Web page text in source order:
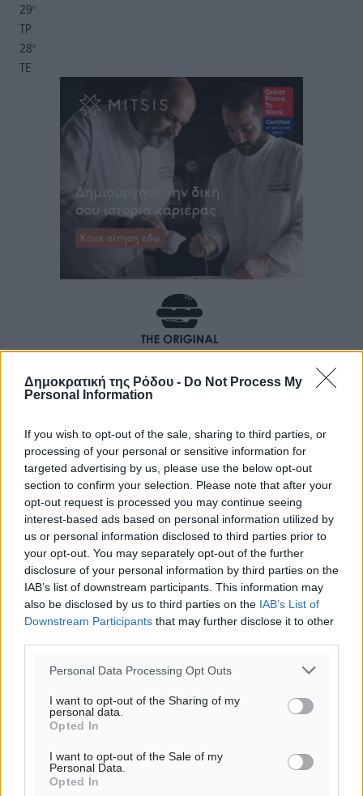
Δημοκρατική της Ρόδου - Do Not Process My
Personal Information
If you wish to opt-out of the sale, sharing to third parties, or
processing of your personal or sensitive information for
targeted advertising by us, please use the below opt-out
section to confirm your selection. Please note that after your
opt-out request is processed you may continue seeing
interest-based ads based on personal information utilized by
us or personal information disclosed to third parties prior to
your opt-out. You may separately opt-out of the further
disclosure of your personal information by third parties on the
IAB’s list of downstream participants. This information may
also be disclosed by us to third parties on the IAB’s List of
Downstream Participants that may further disclose it to other
Personal Data Processing Opt Outs
I want to opt-out of the Sharing of my
personal data.
Opted In
I want to opt-out of the Sale of my
Personal Data.
Opted In
29°
ΤΡ
28°
ΤΕ
Ροή ειδήσεων
για τον τουρισμό
Ειδήσεις• πριν 2 λεπτά